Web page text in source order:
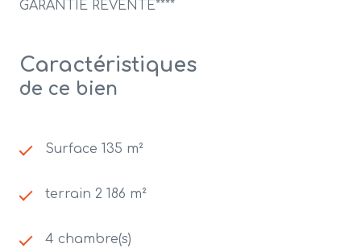
GARANTIE REVENTE****
Caractéristiques
de ce bien
Surface 135 m²
terrain 2 186 m²
4 chambre(s)